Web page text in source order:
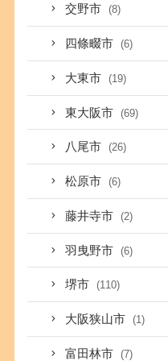
交野市 (8)
四條畷市 (6)
大東市 (19)
東大阪市 (69)
八尾市 (26)
松原市 (6)
藤井寺市 (2)
羽曳野市 (6)
堺市 (110)
大阪狭山市 (1)
富田林市 (7)